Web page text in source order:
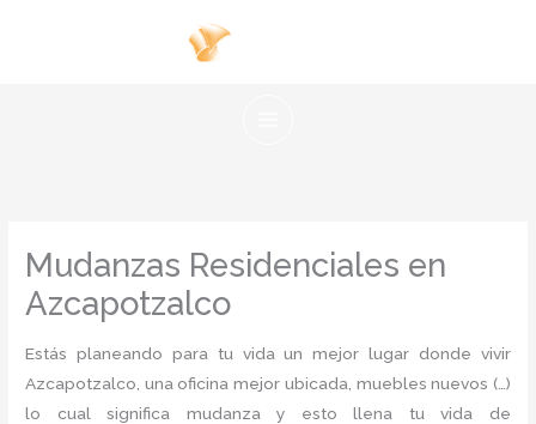
Mudanzas Residenciales en
Azcapotzalco
Estás planeando para tu vida un mejor lugar donde vivir
Azcapotzalco, una oficina mejor ubicada, muebles nuevos (…)
lo cual significa mudanza y esto llena tu vida de